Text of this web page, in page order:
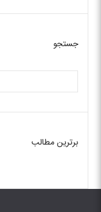
جستجو
برترین مطالب